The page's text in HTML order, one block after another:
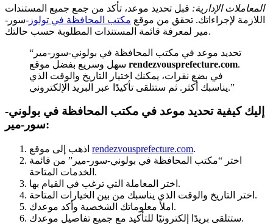
المعاملات الإدارية: قبل تحديد موعد، تأكد من جمع جميع المستندات
اللازمة لإجراءاتك. تحقق من موقع مكتب المحافظة في تولوز -سور-
مير لمعرفة قائمة المستندات المطلوبة حسب حالتك.
“تحديد موعد في مكتب المحافظة في بولوني-سور-مير
rendezvousprefecture.com.
في بضع نقرات، يمكنك اختيار التاريخ والوقت الذي
يناسبك أكثر. ثم ستتلقى تأكيدًا عبر البريد الإلكتروني.”
إليك كيفية تحديد موعد في مكتب المحافظة في بولوني-
سور-مير:
rendezvousprefecture.com.
اختر “مكتب المحافظة في بولوني-سور-مير” من قائمة
الخدمات المتاحة.
اختر المعاملة التي ترغب في القيام بها.
اختر التاريخ والوقت الذي يناسبك من بين الخيارات المتاحة.
املأ معلوماتك الشخصية وأكد موعدك.
ستتلقى بريدًا إلكترونيًا للتأكيد مع جميع تفاصيل موعدك.